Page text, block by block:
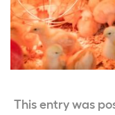
This entry was